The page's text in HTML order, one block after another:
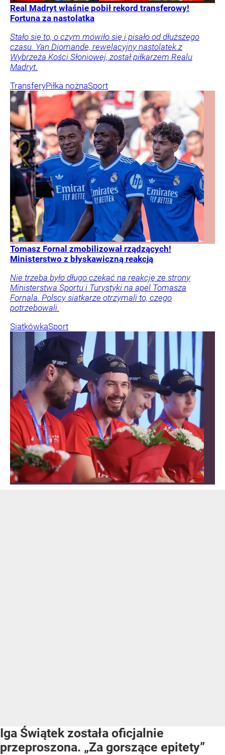
Real Madryt właśnie pobił rekord transferowy!
Fortuna za nastolatka
Stało się to, o czym mówiło się i pisało od dłuższego
czasu. Yan Diomande, rewelacyjny nastolatek z
Wybrzeża Kości Słoniowej, został piłkarzem Realu
Madryt.
TransferyPiłka nożnaSport
Tomasz Fornal zmobilizował rządzących!
Ministerstwo z błyskawiczną reakcją
Nie trzeba było długo czekać na reakcję ze strony
Ministerstwa Sportu i Turystyki na apel Tomasza
Fornala. Polscy siatkarze otrzymali to, czego
potrzebowali.
SiatkówkaSport
Iga Świątek została oficjalnie
przeproszona. „Za gorszące epitety”